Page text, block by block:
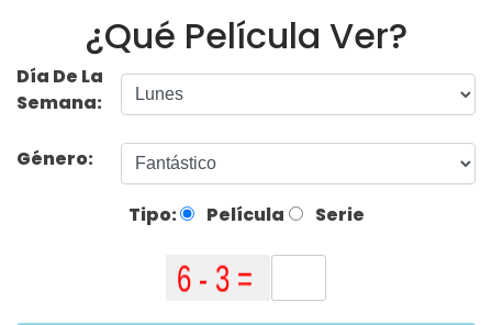
¿Qué Película Ver?
Día De La
Semana:
Género:
Tipo: Película Serie